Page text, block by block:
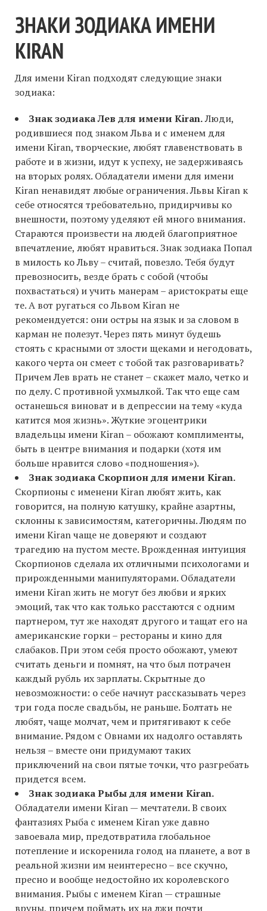
ЗНАКИ ЗОДИАКА ИМЕНИ
KIRAN
Для имени Kiran подходят следующие знаки
зодиака:
Знак зодиака Лев для имени Kiran.Люди,
родившиеся под знаком Льва и с именем для
имени Kiran, творческие, любят главенствовать в
работе и в жизни, идут к успеху, не задерживаясь
на вторых ролях. Обладатели имени для имени
Kiran ненавидят любые ограничения. Львы Kiran к
себе относятся требовательно, придирчивы ко
внешности, поэтому уделяют ей много внимания.
Стараются произвести на людей благоприятное
впечатление, любят нравиться. Знак зодиака Попал
в милость ко Льву – считай, повезло. Тебя будут
превозносить, везде брать с собой (чтобы
похвастаться) и учить манерам – аристократы еще
те. А вот ругаться со Львом Kiran не
рекомендуется: они остры на язык и за словом в
карман не полезут. Через пять минут будешь
стоять с красными от злости щеками и негодовать,
какого черта он смеет с тобой так разговаривать?
Причем Лев врать не станет – скажет мало, четко и
по делу. С противной ухмылкой. Так что еще сам
останешься виноват и в депрессии на тему «куда
катится моя жизнь». Жуткие эгоцентрики
владельцы имени Kiran – обожают комплименты,
быть в центре внимания и подарки (хотя им
больше нравится слово «подношения»).
Знак зодиака Скорпион для имени Kiran.
Скорпионы с именени Kiran любят жить, как
говорится, на полную катушку, крайне азартны,
склонны к зависимостям, категоричны. Людям по
имени Kiran чаще не доверяют и создают
трагедию на пустом месте. Врожденная интуиция
Скорпионов сделала их отличными психологами и
прирожденными манипуляторами. Обладатели
имени Kiran жить не могут без любви и ярких
эмоций, так что как только расстаются с одним
партнером, тут же находят другого и тащат его на
американские горки – рестораны и кино для
слабаков. При этом себя просто обожают, умеют
считать деньги и помнят, на что был потрачен
каждый рубль их зарплаты. Скрытные до
невозможности: о себе начнут рассказывать через
три года после свадьбы, не раньше. Болтать не
любят, чаще молчат, чем и притягивают к себе
внимание. Рядом с Овнами их надолго оставлять
нельзя – вместе они придумают таких
приключений на свои пятые точки, что разгребать
придется всем.
Знак зодиака Рыбы для имени Kiran.
Обладатели имени Kiran — мечтатели. В своих
фантазиях Рыба с именем Kiran уже давно
завоевала мир, предотвратила глобальное
потепление и искоренила голод на планете, а вот в
реальной жизни им неинтересно – все скучно,
пресно и вообще недостойно их королевского
внимания. Рыбы с именем Kiran — cтрашные
вруны, причем поймать их на лжи почти